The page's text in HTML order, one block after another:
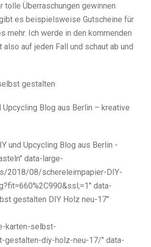
tolle Überraschungen gewinnen
es beispielsweise Gutscheine für
mehr. Ich werde in den kommenden
auf jeden Fall und schaut ab und
Blog aus Berlin – kreative
und Upcycling Blog aus Berlin -
data-large-
2018/08/schereleimpapier-DIY-
data-
gestalten DIY Holz neu-17"
karten-selbst-
gestalten-diy-holz-neu-17/" data-